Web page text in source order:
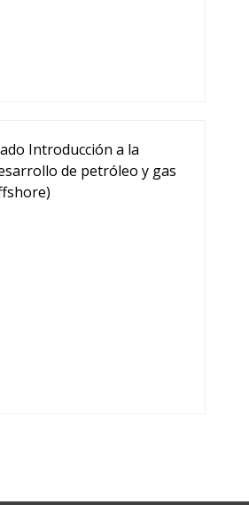
Introducción a la
de petróleo y gas